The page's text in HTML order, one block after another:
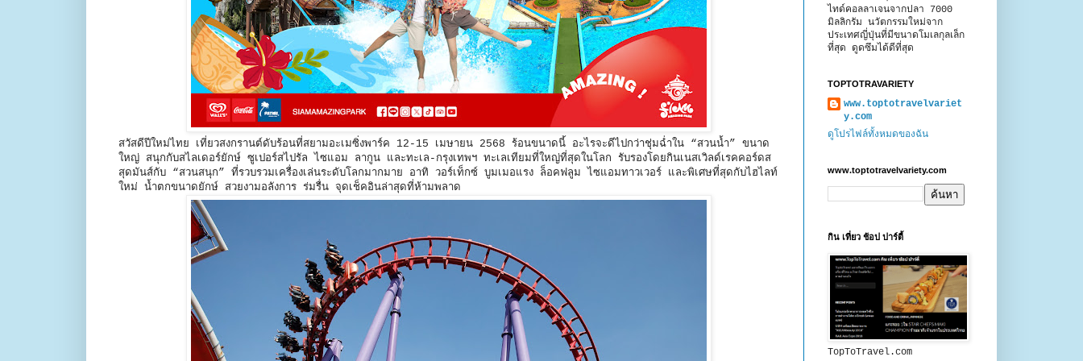
สวัสดีปีใหม่ไทย เที่ยวสงกรานต์ดับร้อนที่สยามอะเมซิ่งพาร์ค 12-15 เมษายน 2568 ร้อนขนาดนี้ อะไรจะดีไปกว่าชุ่มฉ่ำใน “สวนน้ำ” ขนาด
ใหญ่ สนุกกับสไลเดอร์ยักษ์ ซูเปอร์สไปรัล ไซแอม ลากูน และทะเล-กรุงเทพฯ ทะเลเทียมที่ใหญ่ที่สุดในโลก รับรองโดยกินเนสเวิลด์เรคคอร์ดส
สุดมันส์กับ “สวนสนุก” ที่รวบรวมเครื่องเล่นระดับโลกมากมาย อาทิ วอร์เท็กซ์ บูมเมอแรง ล็อคฟลูม ไซแอมทาวเวอร์ และพิเศษที่สุดกับไฮไลท์
ใหม่ น้ำตกขนาดยักษ์ สวยงามอลังการ ร่มรื่น จุดเช็คอินล่าสุดที่ห้ามพลาด
ไทด์คอลลาเจนจากปลา 7000
มิลลิกรัม นวัตกรรมใหม่จาก
ประเทศญี่ปุ่นที่มีขนาดโมเลกุลเล็ก
ที่สุด ดูดซึมได้ดีที่สุด
TOPTOTRAVARIETY
www.toptotravelvariet
y.com
ดูโปรไฟล์ทั้งหมดของฉัน
www.toptotravelvariety.com
กิน เที่ยว ช้อป ปาร์ตี้
TopToTravel.com